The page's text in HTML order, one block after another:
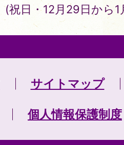
(祝日・12月29日から
サイトマップ
個人情報保護制度